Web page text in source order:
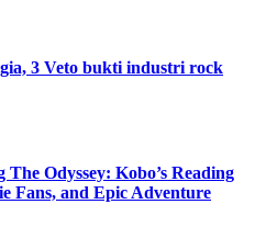
3 Veto bukti industri rock
Odyssey: Kobo’s Reading
Fans, and Epic Adventure